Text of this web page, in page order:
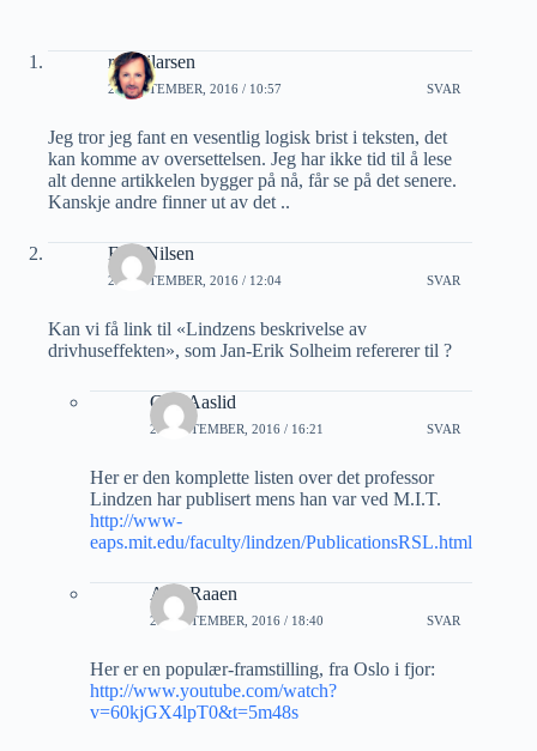
roaldjlarsen
29 SEPTEMBER, 2016 / 10:57 SVAR
Jeg tror jeg fant en vesentlig logisk brist i teksten, det
kan komme av oversettelsen. Jeg har ikke tid til å lese
alt denne artikkelen bygger på nå, får se på det senere.
Kanskje andre finner ut av det ..
Erik Nilsen
29 SEPTEMBER, 2016 / 12:04 SVAR
Kan vi få link til «Lindzens beskrivelse av
drivhuseffekten», som Jan-Erik Solheim refererer til ?
Geir Aaslid
29 SEPTEMBER, 2016 / 16:21 SVAR
Her er den komplette listen over det professor
Lindzen har publisert mens han var ved M.I.T.
http://www-
eaps.mit.edu/faculty/lindzen/PublicationsRSL.html
A M Raaen
29 SEPTEMBER, 2016 / 18:40 SVAR
Her er en populær-framstilling, fra Oslo i fjor:
http://www.youtube.com/watch?
v=60kjGX4lpT0&t=5m48s